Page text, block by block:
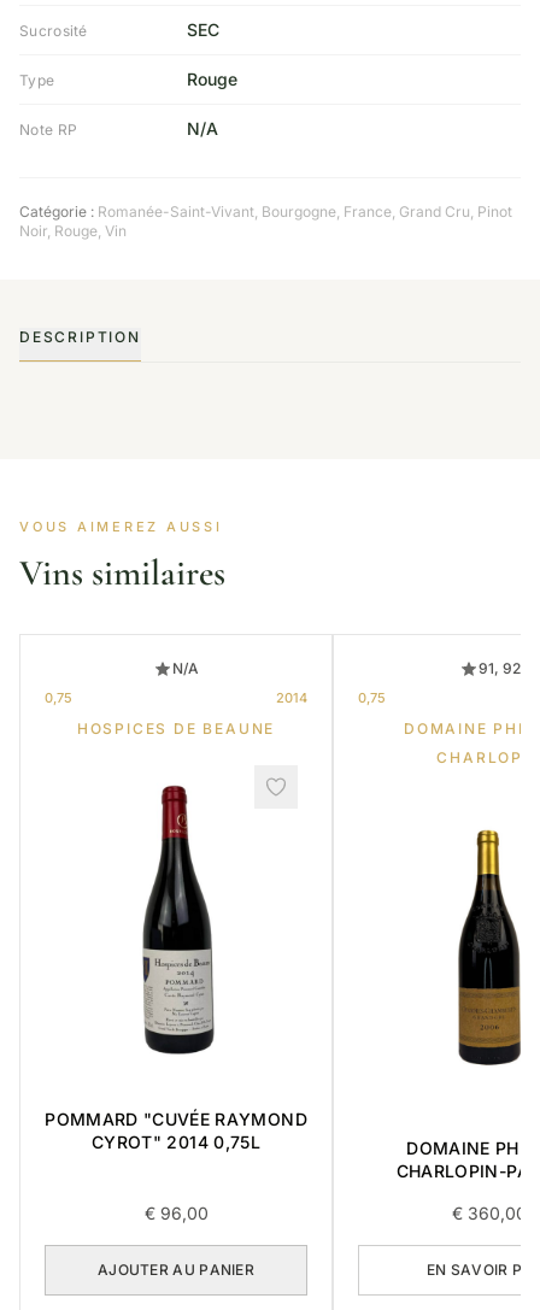
Sucrosité SEC
Type Rouge
Note RP N/A
Catégorie : Romanée-Saint-Vivant Bourgogne France Grand Cru Pinot
Noir Rouge Vin
DESCRIPTION
VOUS AIMEREZ AUSSI
Vins similaires
N/A
0,75 2014
HOSPICES DE BEAUNE
POMMARD "CUVÉE RAYMOND
CYROT" 2014 0,75L
€96,00
AJOUTER AU PANIER
91, 92
0,75
DOMAINE
DOMAINE
CHARLOPIN-
GRAND CRU
€ 360,00
EN SAVOIR